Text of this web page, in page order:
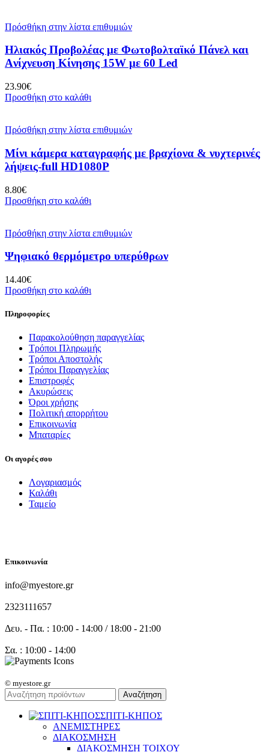
Πρόσθήκη στην λίστα επιθυμιών
Ηλιακός Προβολέας με Φωτοβολταϊκό Πάνελ και
Aνίχνευση Κίνησης 15W με 60 Led
23.90€
Προσθήκη στο καλάθι
Πρόσθήκη στην λίστα επιθυμιών
Μίνι κάμερα καταγραφής με βραχίονα & νυχτερινές
λήψεις-full HD1080P
8.80€
Προσθήκη στο καλάθι
Πρόσθήκη στην λίστα επιθυμιών
Ψηφιακό θερμόμετρο υπερύθρων
14.40€
Προσθήκη στο καλάθι
Πληροφορίες
Παρακολούθηση παραγγελίας
Τρόποι Πληρωμής
Τρόποι Αποστολής
Τρόποι Παραγγελίας
Επιστροφές
Ακυρώσεις
Όροι χρήσης
Πολιτική απορρήτου
Επικοινωνία
Μπαταρίες
Οι αγορές σου
Λογαριασμός
Καλάθι
Ταμείο
Επικοινωνία
info@myestore.gr
2323111657
Δευ. - Πα. : 10:00 - 14:00 / 18:00 - 21:00
Σα. : 10:00 - 14:00
© myestore.gr
Αναζήτηση
ΣΠΙΤΙ-ΚΗΠΟΣ
ΑΝΕΜΙΣΤΗΡΕΣ
ΔΙΑΚΟΣΜΗΣΗ
ΔΙΑΚΟΣΜΗΣΗ ΤΟΙΧΟΥ